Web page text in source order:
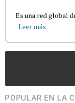
Es una red global
Leer más
POPULAR EN LA